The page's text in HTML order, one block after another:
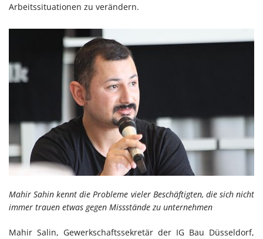
Arbeitssituationen zu verändern.
Mahir Sahin kennt die Probleme vieler Beschäftigten, die sich nicht
immer trauen etwas gegen Missstände zu unternehmen
Mahir Salin, Gewerkschaftssekretär der IG Bau Düsseldorf,